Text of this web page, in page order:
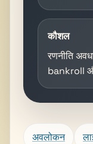
कौशल
रणनीति
bankroll
अवलोकन